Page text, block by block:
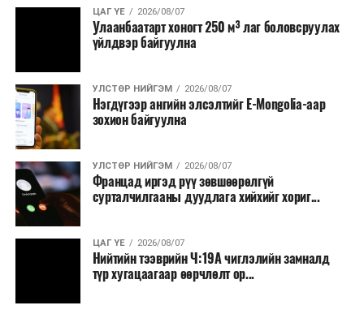
Олон улсын марафоны тэмцээнүүд дундаас нэр
хүндээрээ тэргүүлэх энэхүү уралдаанд оролцохын
тулд гүйгчид тодорхой босго хугацаа давсан байх
шаардлагатай нь онцлог юм.
ЦАГ ҮЕ 2026/08/07
Улаанбаатарт хоногт 250 м³ лаг боловсруулах
үйлдвэр байгуулна
УЛСТӨР НИЙГЭМ 2026/08/07
Нэгдүгээр ангийн элсэлтийг E-Mongolia-аар
зохион байгуулна
УЛСТӨР НИЙГЭМ 2026/08/07
Францад иргэд рүү зөвшөөрөлгүй
сурталчилгааны дуудлага хийхийг хориг...
ЦАГ ҮЕ 2026/08/07
Нийтийн тээврийн Ч:19А чиглэлийн замналд
түр хугацаагаар өөрчлөлт ор...